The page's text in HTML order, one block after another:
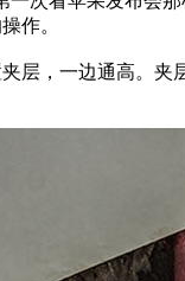
作。
层，一边通高。